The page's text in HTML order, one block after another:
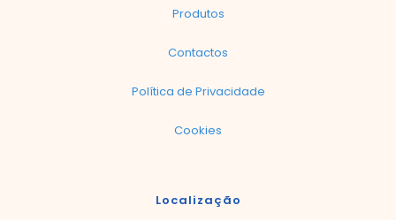
Produtos
Contactos
Política de Privacidade
Cookies
Localização